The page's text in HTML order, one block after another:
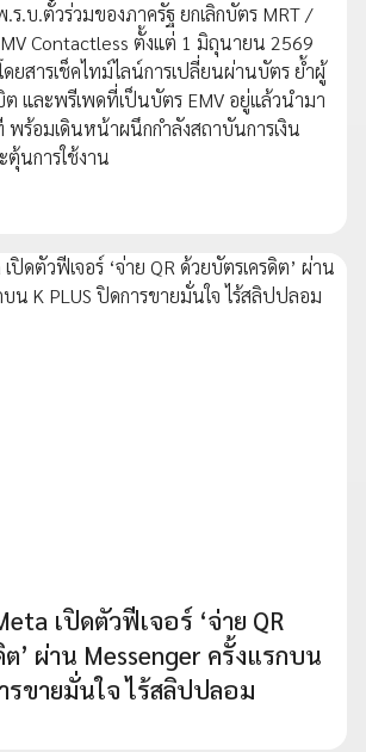
.บ.ตั๋วร่วมของภาครัฐ ยกเลิกบัตร MRT /
Contactless ตั้งแต่ 1 มิถุนายน 2569
ยสารเช็คไทม์ไลน์การเปลี่ยนผ่านบัตร ย้ำผู้
ต และพรีเพดที่เป็นบัตร EMV อยู่แล้วนำมา
พร้อมเดินหน้าผนึกกำลังสถาบันการเงิน
นการใช้งาน
เปิดตัวฟีเจอร์ ‘จ่าย QR
’ ผ่าน Messenger ครั้งแรกบน
รขายมั่นใจ ไร้สลิปปลอม